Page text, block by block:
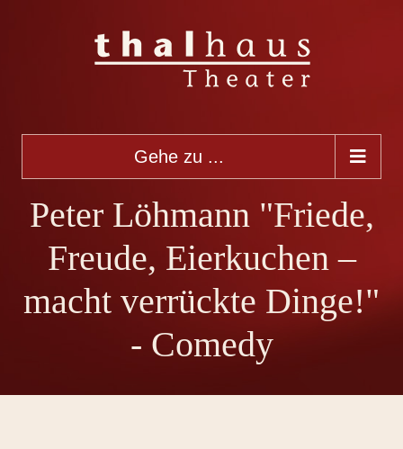
Gehe zu ...
Peter Löhmann "Friede,
Freude, Eierkuchen –
macht verrückte Dinge!"
- Comedy